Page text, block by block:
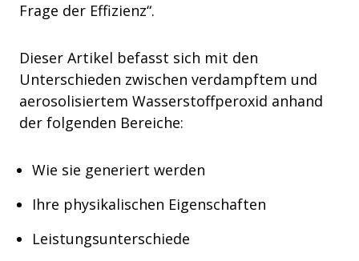
Frage der Effizienz“.
Dieser Artikel befasst sich mit den
Unterschieden zwischen verdampftem und
aerosolisiertem Wasserstoffperoxid anhand
der folgenden Bereiche:
Wie sie generiert werden
Ihre physikalischen Eigenschaften
Leistungsunterschiede